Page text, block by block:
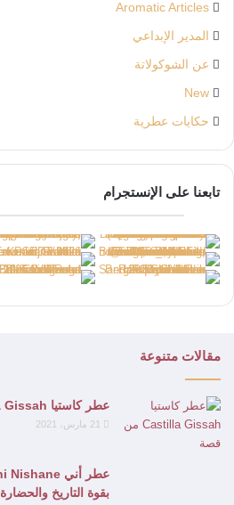
Aromatic Articles
المدير الإبداعي
عن الشوكولاتة
New
حكايات عطرية
تابعنا على الإنستجرام
مقالات متنوعة
عطر كاستيا Castilla Gissah من قصة
21 مارس، 2021
بقوة التاريخ والحضارة